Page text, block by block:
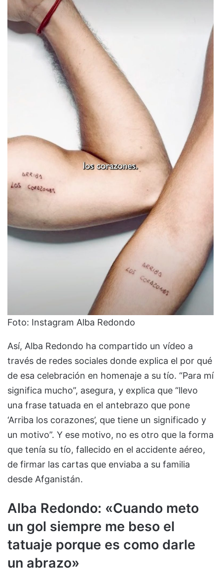
Foto: Instagram Alba Redondo
Así, Alba Redondo ha compartido un vídeo a
través de redes sociales donde explica el por qué
de esa celebración en homenaje a su tío. “Para mí
significa mucho”, asegura, y explica que “llevo
una frase tatuada en el antebrazo que pone
‘Arriba los corazones’, que tiene un significado y
un motivo”. Y ese motivo, no es otro que la forma
que tenía su tío, fallecido en el accidente aéreo,
de firmar las cartas que enviaba a su familia
desde Afganistán.
Alba Redondo: «Cuando meto
un gol siempre me beso el
tatuaje porque es como darle
un abrazo»